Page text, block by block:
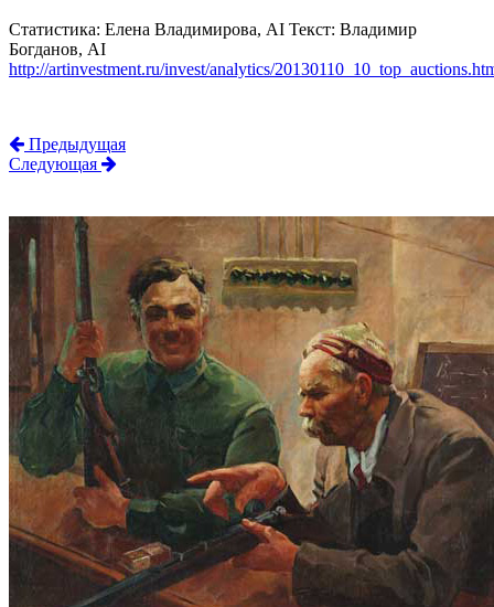
Статистика: Елена Владимирова, AI Текст: Владимир
Богданов, AI
http://artinvestment.ru/invest/analytics/
Предыдущая
Следующая